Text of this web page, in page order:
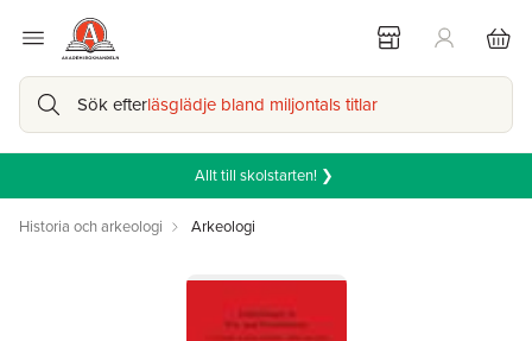
Sök efterläsglädje bland miljontals titlar
Allt till skolstarten! ❯
Historia och arkeologi Arkeologi